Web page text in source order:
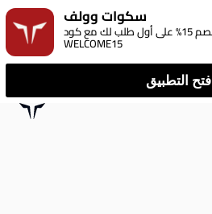
سكوات وولف
نزل تطبيقنا وخصم 15% على أول طلب لك مع كود:
WELCOME15
افتح التطبيق